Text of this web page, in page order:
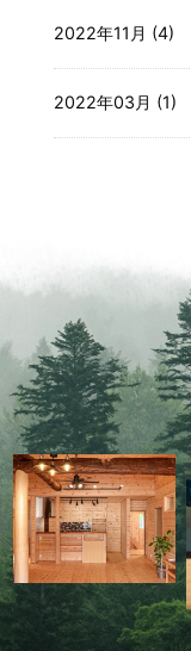
2022年11月 (4)
2022年03月 (1)